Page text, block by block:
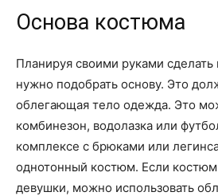
Основа костюма
Планируя своими руками
нужно подобрать основу. Это
облегающая тело одежда. Это
комбинезон, водолазка или
комплексе с брюками или
однотонный костюм. Если костюм
девушки, можно использовать